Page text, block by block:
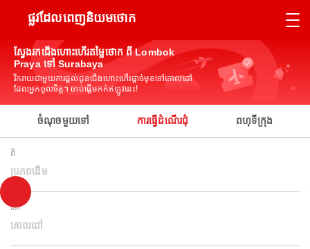
ផ្លូវដែលពេញនិយមថោក
ស្វែងរកជើងហោះហើរតម្លៃថោក ពី Lombok
Praya ទៅ Surabaya
រីករាយជាមួយការផ្តល់ជូនជើងហោះហើរផ្តាច់មុខទៅគោលដៅ
ដែលអ្នកចូលចិត្ត។ ចាប់ផ្តើមកក់ឥឡូវនេះ!
ចំណុចមួយទៅ ការធ្វើដំណើរជុំ ពហុទីក្រុង
ពី
ប្រភពដើម
ទៅ
គោលដៅ